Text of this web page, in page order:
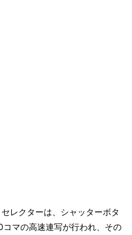
レクターは、シャッターボタ
マの高速連写が行われ、その